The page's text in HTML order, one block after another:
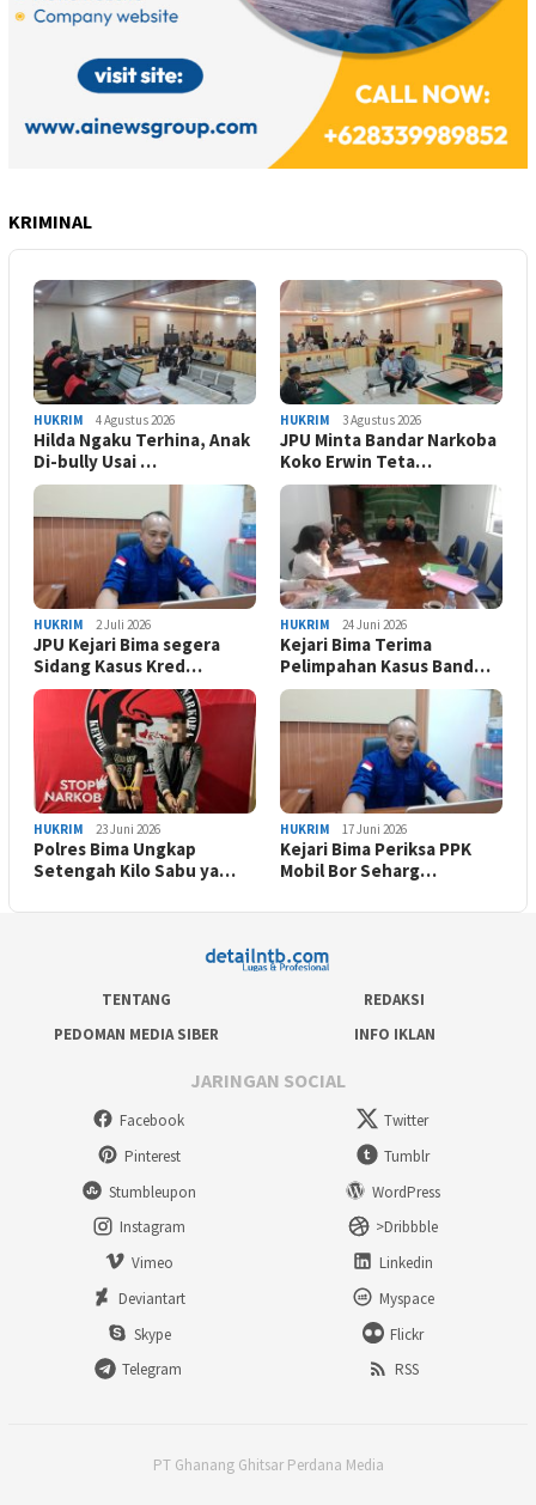
KRIMINAL
HUKRIM 4 Agustus 2026
Hilda Ngaku Terhina, Anak
Di-bully Usai …
HUKRIM 3 Agustus 2026
JPU Minta Bandar Narkoba
Koko Erwin Teta…
HUKRIM 2 Juli 2026
JPU Kejari Bima segera
Sidang Kasus Kred…
HUKRIM 24 Juni 2026
Kejari Bima Terima
Pelimpahan Kasus Band…
HUKRIM 23 Juni 2026
Polres Bima Ungkap
Setengah Kilo Sabu ya…
HUKRIM 17 Juni 2026
Kejari Bima Periksa PPK
Mobil Bor Seharg…
TENTANG
REDAKSI
PEDOMAN MEDIA SIBER
INFO IKLAN
JARINGAN SOCIAL
Facebook
Twitter
Pinterest
Tumblr
Stumbleupon
WordPress
Instagram
>Dribbble
Vimeo
Linkedin
Deviantart
Myspace
Skype
Flickr
Telegram
RSS
PT Ghanang Ghitsar Perdana Media